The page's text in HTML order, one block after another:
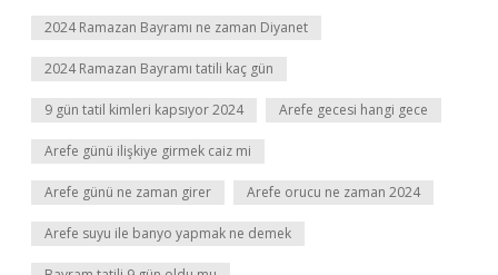
2024 Ramazan Bayramı ne zaman Diyanet
2024 Ramazan Bayramı tatili kaç gün
9 gün tatil kimleri kapsıyor 2024 Arefe gecesi hangi gece
Arefe günü ilişkiye girmek caiz mi
Arefe günü ne zaman girer Arefe orucu ne zaman 2024
Arefe suyu ile banyo yapmak ne demek